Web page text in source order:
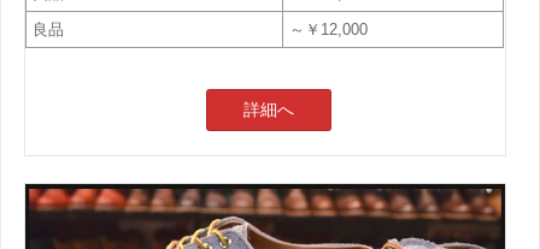
良品
～￥12,000
詳細へ